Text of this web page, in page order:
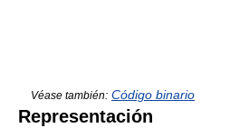
Véase también: Código binario
Representación